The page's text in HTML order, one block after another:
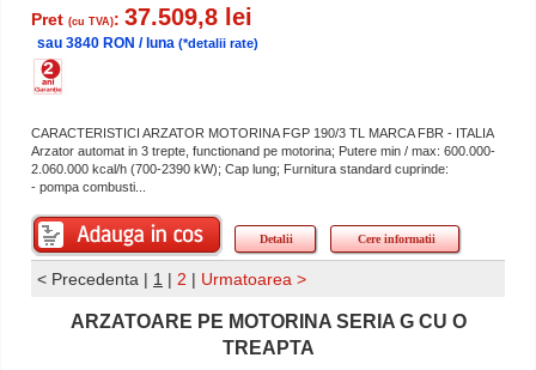
Pret (cu TVA): 37.509,8 lei
sau 3840 RON / luna (*detalii rate)
CARACTERISTICI ARZATOR MOTORINA FGP 190/3 TL MARCA FBR - ITALIA
Arzator automat in 3 trepte, functionand pe motorina; Putere min / max: 600.000-
2.060.000 kcal/h (700-2390 kW); Cap lung; Furnitura standard cuprinde:
- pompa combusti...
Detalii Cere informatii
< Precedenta | 1 | 2 | Urmatoarea >
ARZATOARE PE MOTORINA SERIA G CU O
TREAPTA